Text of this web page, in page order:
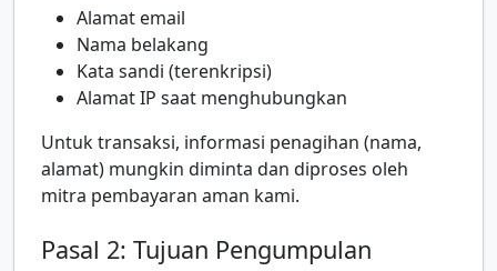
Alamat email
Nama belakang
Kata sandi (terenkripsi)
Alamat IP saat menghubungkan
Untuk transaksi, informasi penagihan (nama,
alamat) mungkin diminta dan diproses oleh
mitra pembayaran aman kami.
Pasal 2: Tujuan Pengumpulan